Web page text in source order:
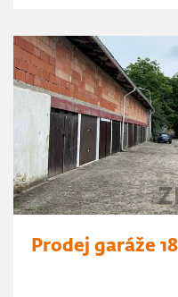
Prodej garáže